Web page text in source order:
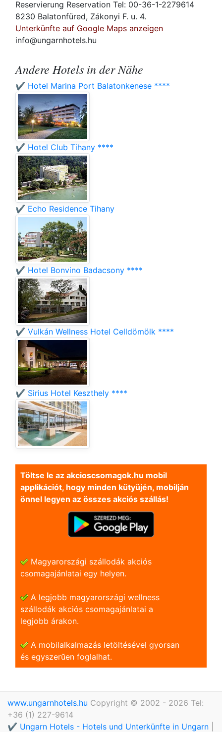
Reservierung Reservation Tel: 00-36-1-2279614
8230 Balatonfüred, Zákonyi F. u. 4.
Unterkünfte auf Google Maps anzeigen
info@ungarnhotels.hu
Andere Hotels in der Nähe
✔️ Hotel Marina Port Balatonkenese ****
✔️ Hotel Club Tihany ****
✔️ Echo Residence Tihany
✔️ Hotel Bonvino Badacsony ****
✔️ Vulkán Wellness Hotel Celldömölk ****
✔️ Sirius Hotel Keszthely ****
Töltse le az akcioscsomagok.hu mobil
applikációt, hogy minden kütyüjén, mobilján
önnel legyen az összes akciós szállás!
Magyarországi szállodák akciós
csomagajánlatai egy helyen.
A legjobb magyarországi wellness
szállodák akciós csomagajánlatai a
legjobb árakon.
A mobilalkalmazás letöltésével gyorsan
és egyszerũen foglalhat.
www.ungarnhotels.hu Copyright © 2002 - 2026 Tel:
+36 (1) 227-9614
✔️ Ungarn Hotels - Hotels und Unterkünfte in Ungarn